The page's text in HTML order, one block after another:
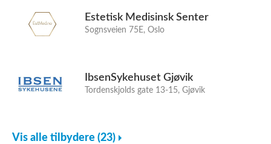
Estetisk Medisinsk Senter
Sognsveien 75E, Oslo
IbsenSykehuset Gjøvik
Tordenskjolds gate 13-15, Gjøvik
Vis alle tilbydere (23)